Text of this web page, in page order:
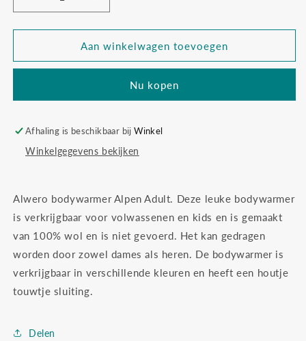
verlagen
voor
Bodywarmer
alpen
verhogen
voor
Bodywarmer
alpen
donkerblauw
Aan winkelwagen toevoegen
Nu kopen
Afhaling is beschikbaar bijWinkel
Winkelgegevens bekijken
Alwero bodywarmer Alpen Adult. Deze leuke bodywarmer
is verkrijgbaar voor volwassenen en kids en is gemaakt
van 100% wol en is niet gevoerd. Het kan gedragen
worden door zowel dames als heren. De bodywarmer is
verkrijgbaar in verschillende kleuren en heeft een houtje
touwtje sluiting.
Delen